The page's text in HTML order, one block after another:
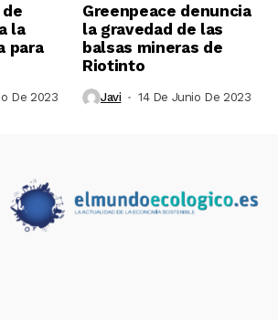
la
para
De 2023
Greenpeace denuncia
la gravedad de las
balsas mineras de
Riotinto
Javi 14 De Junio De 2023